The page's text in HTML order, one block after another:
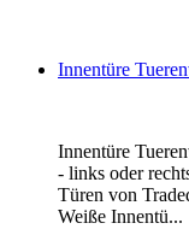
Innentüre
Innentüre
- links oder
Türen von
Weiße Innentü...